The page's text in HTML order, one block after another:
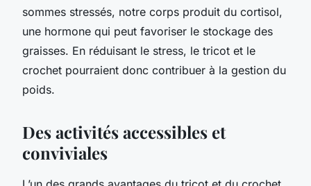
sommes stressés, notre corps produit du cortisol,
une hormone qui peut favoriser le stockage des
graisses. En réduisant le stress, le tricot et le
crochet pourraient donc contribuer à la gestion du
poids.
Des activités accessibles et
conviviales